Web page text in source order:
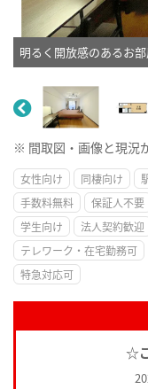
明るく開放感のあるお
※ 間取図・画像と現況
女性向け 同棲向け
手数料無料
保証人不要
学生向け
法人契約歓迎
テレワーク・在宅勤務可
特急対応可
☆